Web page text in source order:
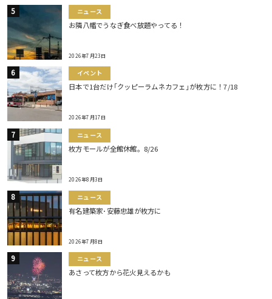
ニュース
お隣八幡でうなぎ食べ放題やってる！
2026年7月23日
イベント
日本で1台だけ｢クッピーラムネカフェ｣が枚方に！7/18
2026年7月17日
ニュース
枚方モールが全館休館。8/26
2026年8月3日
ニュース
有名建築家･安藤忠雄が枚方に
2026年7月8日
ニュース
あさって枚方から花火見えるかも